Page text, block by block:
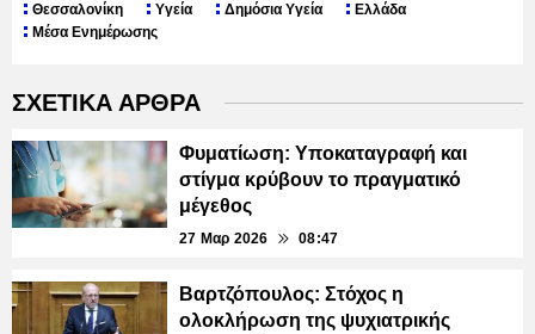
Θεσσαλονίκη Υγεία Δημόσια Υγεία
Ελλάδα
Μέσα Ενημέρωσης
ΣΧΕΤΙΚΑ ΑΡΘΡΑ
Φυματίωση: Υποκαταγραφή και
στίγμα κρύβουν το πραγματικό
μέγεθος
27 Μαρ 2026 08:47
Βαρτζόπουλος: Στόχος η
ολοκλήρωση της ψυχιατρικής